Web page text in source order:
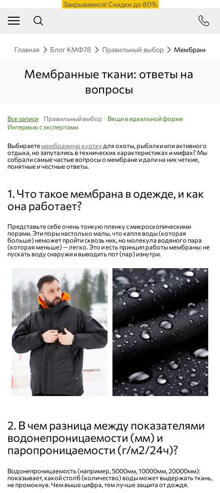
Закрываемся! Скидки до 80%
Главная Блог КМФ78 Правильный выбор Мембранная
Мембранные ткани: ответы на
вопросы
Все записи Правильный выбор
Вещи в идеальной форме
Интервью с экспертами
Выбираетемембранную куртку для охоты, рыбалки или активного
отдыха, но запутались в технических характеристиках и мифах? Мы
собрали самые частые вопросы о мембране и дали на них четкие,
понятные и честные ответы.
1. Что такое мембрана в одежде, и как
она работает?
Представьте себе очень тонкую пленку с микроскопическими
порами. Эти поры настолько малы, что капля воды (которая
больше) неможет пройти сквозь них, но молекула водяного пара
(которая меньше) — легко. Это и есть принцип работы мембраны: не
пускать воду снаружи и выводить пот (пар) изнутри.
2. В чем разница между показателями
водонепроницаемости (мм) и
паропроницаемости (г/м2/24ч)?
Водонепроницаемость (например, 5000мм, 10000мм, 20000мм):
показывает, какой столб (количество) воды может выдержать ткань,
не промокнув. Чем выше цифра, тем лучше защита от дождя.